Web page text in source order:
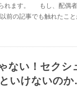
れます。 もし、配偶者
前の記事でも触れたこと
ない！セクシ
いけないの